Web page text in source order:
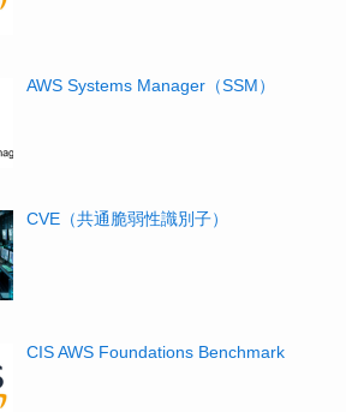
AWS Systems Manager（SSM）
CVE（共通脆弱性識別子）
CIS AWS Foundations Benchmark